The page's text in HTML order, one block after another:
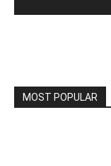
MOST POPULAR